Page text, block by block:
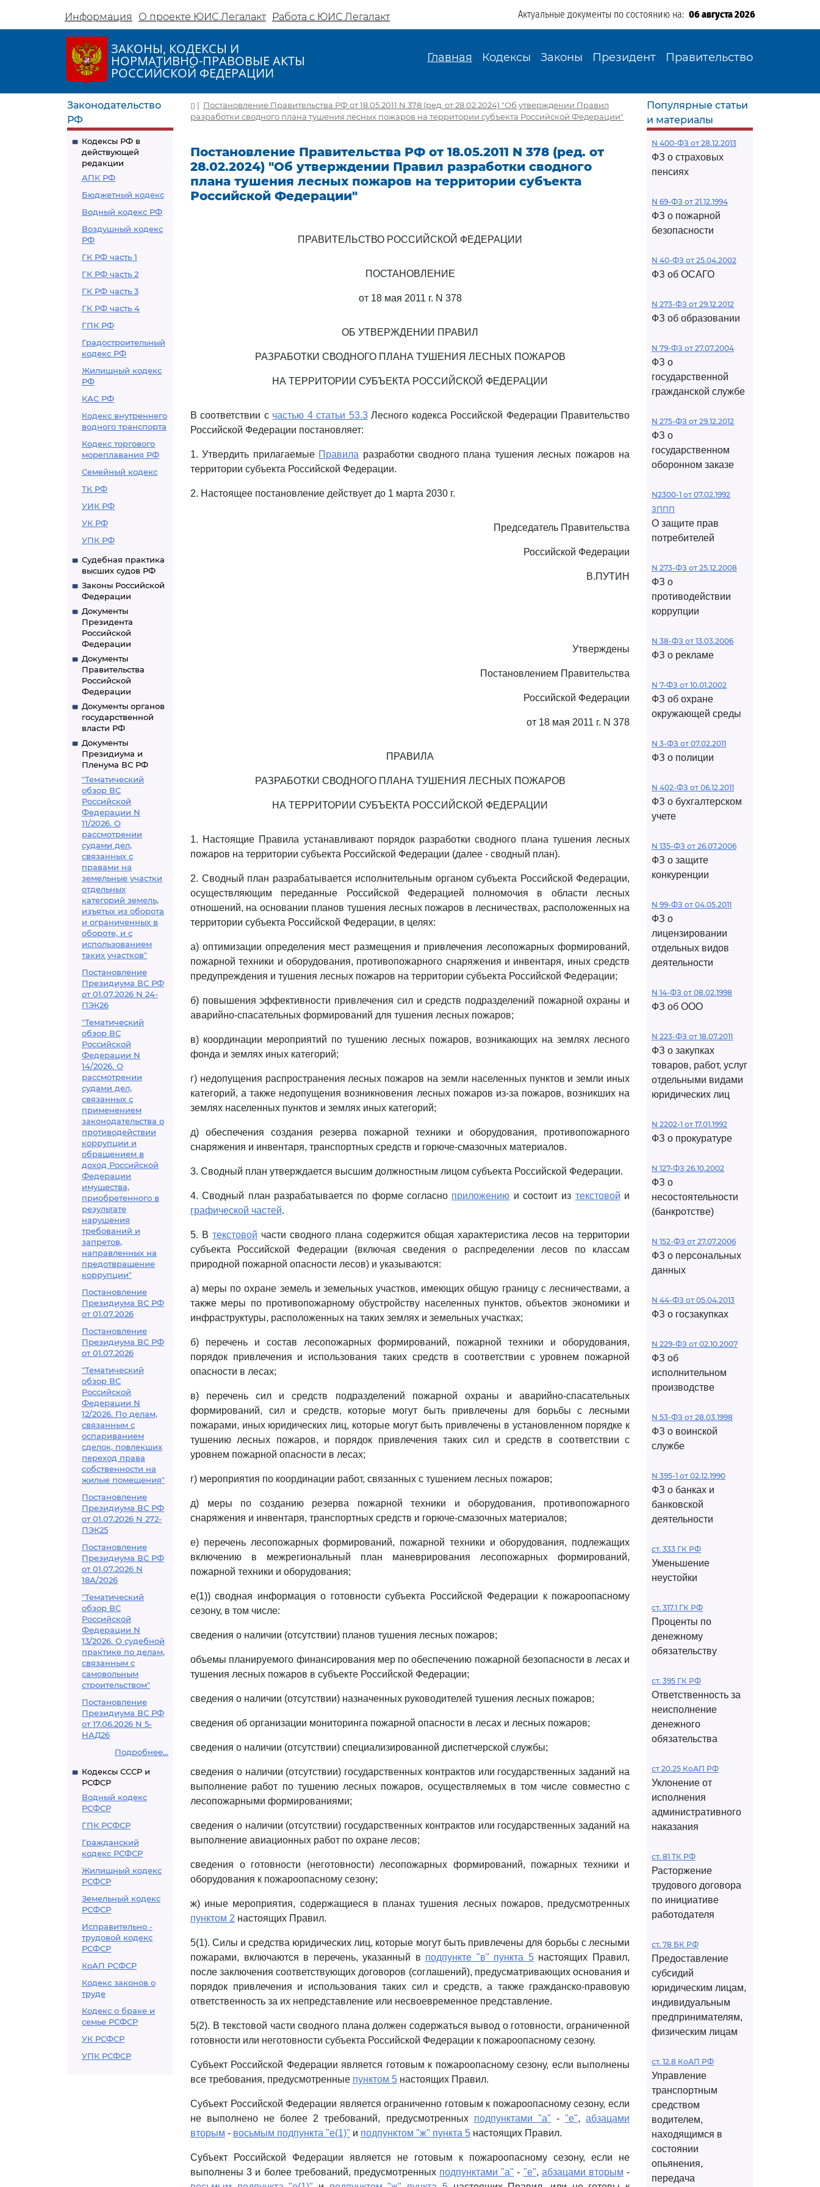
Информация О проекте ЮИС Легалакт Работа с ЮИС Легалакт Актуальные документы по состоянию на: 06 августа 2026
ЗАКОНЫ, КОДЕКСЫ И
НОРМАТИВНО-ПРАВОВЫЕ АКТЫ
РОССИЙСКОЙ ФЕДЕРАЦИИ
Главная Кодексы Законы Президент Правительство
Законодательство
РФ
Кодексы РФ в
действующей
редакции
АПК РФ
Бюджетный кодекс
Водный кодекс РФ
Воздушный кодекс
РФ
ГК РФ часть 1
ГК РФ часть 2
ГК РФ часть 3
ГК РФ часть 4
ГПК РФ
Градостроительный
кодекс РФ
Жилищный кодекс
РФ
КАС РФ
Кодекс внутреннего
водного транспорта
Кодекс торгового
мореплавания РФ
Семейный кодекс
ТК РФ
УИК РФ
УК РФ
УПК РФ
Судебная практика
высших судов РФ
Законы Российской
Федерации
Документы
Президента
Российской
Федерации
Документы
Правительства
Российской
Федерации
Документы органов
государственной
власти РФ
Документы
Президиума и
Пленума ВС РФ
"Тематический
обзор ВС
Российской
Федерации N
11/2026. О
рассмотрении
судами дел,
связанных с
правами на
земельные участки
отдельных
категорий земель,
изъятых из оборота
и ограниченных в
обороте, и с
использованием
таких участков"
Постановление
Президиума ВС РФ
от 01.07.2026 N 24-
ПЭК26
"Тематический
обзор ВС
Российской
Федерации N
14/2026. О
рассмотрении
судами дел,
связанных с
применением
законодательства о
противодействии
коррупции и
обращением в
доход Российской
Федерации
имущества,
приобретенного в
результате
нарушения
требований и
запретов,
направленных на
предотвращение
коррупции"
Постановление
Президиума ВС РФ
от 01.07.2026
Постановление
Президиума ВС РФ
от 01.07.2026
"Тематический
обзор ВС
Российской
Федерации N
12/2026. По делам,
связанным с
оспариванием
сделок, повлекших
переход права
собственности на
жилые помещения"
Постановление
Президиума ВС РФ
от 01.07.2026 N 272-
ПЭК25
Постановление
Президиума ВС РФ
от 01.07.2026 N
18А/2026
"Тематический
обзор ВС
Российской
Федерации N
13/2026. О судебной
практике по делам,
связанным с
самовольным
строительством"
Постановление
Президиума ВС РФ
от 17.06.2026 N 5-
НАД26
Подробнее...
Кодексы СССР и
РСФСР
Водный кодекс
РСФСР
ГПК РСФСР
Гражданский
кодекс РСФСР
Жилищный кодекс
РСФСР
Земельный кодекс
РСФСР
Исправительно -
трудовой кодекс
РСФСР
КоАП РСФСР
Кодекс законов о
труде
Кодекс о браке и
семье РСФСР
УК РСФСР
УПК РСФСР
| Постановление Правительства РФ от 18.05.2011 N 378 (ред. от 28.02.2024) "Об утверждении Правил
разработки сводного плана тушения лесных пожаров на территории субъекта Российской Федерации"
Постановление Правительства РФ от 18.05.2011 N 378 (ред. от
28.02.2024) "Об утверждении Правил разработки сводного
плана тушения лесных пожаров на территории субъекта
Российской Федерации"
ПРАВИТЕЛЬСТВО РОССИЙСКОЙ ФЕДЕРАЦИИ
ПОСТАНОВЛЕНИЕ
от 18 мая 2011 г. N 378
ОБ УТВЕРЖДЕНИИ ПРАВИЛ
РАЗРАБОТКИ СВОДНОГО ПЛАНА ТУШЕНИЯ ЛЕСНЫХ ПОЖАРОВ
НА ТЕРРИТОРИИ СУБЪЕКТА РОССИЙСКОЙ ФЕДЕРАЦИИ
В соответствии с частью 4 статьи 53.3Лесного кодекса Российской Федерации Правительство
Российской Федерации постановляет:
1. Утвердить прилагаемые Правила разработки сводного плана тушения лесных пожаров на
территории субъекта Российской Федерации.
2. Настоящее постановление действует до 1 марта 2030 г.
Председатель Правительства
Российской Федерации
В.ПУТИН
Утверждены
Постановлением Правительства
Российской Федерации
от 18 мая 2011 г. N 378
ПРАВИЛА
РАЗРАБОТКИ СВОДНОГО ПЛАНА ТУШЕНИЯ ЛЕСНЫХ ПОЖАРОВ
НА ТЕРРИТОРИИ СУБЪЕКТА РОССИЙСКОЙ ФЕДЕРАЦИИ
1. Настоящие Правила устанавливают порядок разработки сводного плана тушения лесных
пожаров на территории субъекта Российской Федерации (далее - сводный план).
2. Сводный план разрабатывается исполнительным органом субъекта Российской Федерации,
осуществляющим переданные Российской Федерацией полномочия в области лесных
отношений, на основании планов тушения лесных пожаров в лесничествах, расположенных на
территории субъекта Российской Федерации, в целях:
а) оптимизации определения мест размещения и привлечения лесопожарных формирований,
пожарной техники и оборудования, противопожарного снаряжения и инвентаря, иных средств
предупреждения и тушения лесных пожаров на территории субъекта Российской Федерации;
б) повышения эффективности привлечения сил и средств подразделений пожарной охраны и
аварийно-спасательных формирований для тушения лесных пожаров;
в) координации мероприятий по тушению лесных пожаров, возникающих на землях лесного
фонда и землях иных категорий;
г) недопущения распространения лесных пожаров на земли населенных пунктов и земли иных
категорий, а также недопущения возникновения лесных пожаров из-за пожаров, возникших на
землях населенных пунктов и землях иных категорий;
д) обеспечения создания резерва пожарной техники и оборудования, противопожарного
снаряжения и инвентаря, транспортных средств и горюче-смазочных материалов.
3. Сводный план утверждается высшим должностным лицом субъекта Российской Федерации.
4. Сводный план разрабатывается по форме согласно приложению и состоит из текстовой и
графической частей.
5. Втекстовой части сводного плана содержится общая характеристика лесов на территории
субъекта Российской Федерации (включая сведения о распределении лесов по классам
природной пожарной опасности лесов) и указываются:
а) меры по охране земель и земельных участков, имеющих общую границу с лесничествами, а
также меры по противопожарному обустройству населенных пунктов, объектов экономики и
инфраструктуры, расположенных на таких землях и земельных участках;
б) перечень и состав лесопожарных формирований, пожарной техники и оборудования,
порядок привлечения и использования таких средств в соответствии с уровнем пожарной
опасности в лесах;
в) перечень сил и средств подразделений пожарной охраны и аварийно-спасательных
формирований, сил и средств, которые могут быть привлечены для борьбы с лесными
пожарами, иных юридических лиц, которые могут быть привлечены в установленном порядке к
тушению лесных пожаров, и порядок привлечения таких сил и средств в соответствии с
уровнем пожарной опасности в лесах;
г) мероприятия по координации работ, связанных с тушением лесных пожаров;
д) меры по созданию резерва пожарной техники и оборудования, противопожарного
снаряжения и инвентаря, транспортных средств и горюче-смазочных материалов;
е) перечень лесопожарных формирований, пожарной техники и оборудования, подлежащих
включению в межрегиональный план маневрирования лесопожарных формирований,
пожарной техники и оборудования;
е(1)) сводная информация о готовности субъекта Российской Федерации к пожароопасному
сезону, в том числе:
сведения о наличии (отсутствии) планов тушения лесных пожаров;
объемы планируемого финансирования мер по обеспечению пожарной безопасности в лесах и
тушения лесных пожаров в субъекте Российской Федерации;
сведения о наличии (отсутствии) назначенных руководителей тушения лесных пожаров;
сведения об организации мониторинга пожарной опасности в лесах и лесных пожаров;
сведения о наличии (отсутствии) специализированной диспетчерской службы;
сведения о наличии (отсутствии) государственных контрактов или государственных заданий на
выполнение работ по тушению лесных пожаров, осуществляемых в том числе совместно с
лесопожарными формированиями;
сведения о наличии (отсутствии) государственных контрактов или государственных заданий на
выполнение авиационных работ по охране лесов;
сведения о готовности (неготовности) лесопожарных формирований, пожарных техники и
оборудования к пожароопасному сезону;
ж) иные мероприятия, содержащиеся в планах тушения лесных пожаров, предусмотренных
пунктом 2 настоящих Правил.
5(1). Силы и средства юридических лиц, которые могут быть привлечены для борьбы с лесными
пожарами, включаются в перечень, указанный в подпункте "в" пункта 5настоящих Правил,
после заключения соответствующих договоров (соглашений), предусматривающих основания и
порядок привлечения и использования таких сил и средств, а также гражданско-правовую
ответственность за их непредставление или несвоевременное представление.
5(2). В текстовой части сводного плана должен содержаться вывод о готовности, ограниченной
готовности или неготовности субъекта Российской Федерации к пожароопасному сезону.
Субъект Российской Федерации является готовым к пожароопасному сезону, если выполнены
все требования, предусмотренные пунктом 5 настоящих Правил.
Субъект Российской Федерации является ограниченно готовым к пожароопасному сезону, если
не выполнено не более 2 требований, предусмотренных подпунктами "а" - "е",абзацами
вторым - восьмым подпункта "е(1)" и подпунктом "ж" пункта 5 настоящих Правил.
Субъект Российской Федерации является не готовым к пожароопасному сезону, если не
выполнены 3 и более требований, предусмотренных подпунктами "а" - "е", абзацами вторым -
Популярные статьи
и материалы
N 400-ФЗ от 28.12.2013
ФЗ о страховых
пенсиях
N 69-ФЗ от 21.12.1994
ФЗ о пожарной
безопасности
N 40-ФЗ от 25.04.2002
ФЗ об ОСАГО
N 273-ФЗ от 29.12.2012
ФЗ об образовании
N 79-ФЗ от 27.07.2004
ФЗ о
государственной
гражданской службе
N 275-ФЗ от 29.12.2012
ФЗ о
государственном
оборонном заказе
N2300-1 от 07.02.1992
ЗППП
О защите прав
потребителей
N 273-ФЗ от 25.12.2008
ФЗ о
противодействии
коррупции
N 38-ФЗ от 13.03.2006
ФЗ о рекламе
N 7-ФЗ от 10.01.2002
ФЗ об охране
окружающей среды
N 3-ФЗ от 07.02.2011
ФЗ о полиции
N 402-ФЗ от 06.12.2011
ФЗ о бухгалтерском
учете
N 135-ФЗ от 26.07.2006
ФЗ о защите
конкуренции
N 99-ФЗ от 04.05.2011
ФЗ о
лицензировании
отдельных видов
деятельности
N 14-ФЗ от 08.02.1998
ФЗ об ООО
N 223-ФЗ от 18.07.2011
ФЗ о закупках
товаров, работ, услуг
отдельными видами
юридических лиц
N 2202-1 от 17.01.1992
ФЗ о прокуратуре
N 127-ФЗ 26.10.2002
ФЗ о
несостоятельности
(банкротстве)
N 152-ФЗ от 27.07.2006
ФЗ о персональных
данных
N 44-ФЗ от 05.04.2013
ФЗ о госзакупках
N 229-ФЗ от 02.10.2007
ФЗ об
исполнительном
производстве
N 53-ФЗ от 28.03.1998
ФЗ о воинской
службе
N 395-1 от 02.12.1990
ФЗ о банках и
банковской
деятельности
ст. 333 ГК РФ
Уменьшение
неустойки
ст. 317.1 ГК РФ
Проценты по
денежному
обязательству
ст. 395 ГК РФ
Ответственность за
неисполнение
денежного
обязательства
ст 20.25 КоАП РФ
Уклонение от
исполнения
административного
наказания
ст. 81 ТК РФ
Расторжение
трудового договора
по инициативе
работодателя
ст. 78 БК РФ
Предоставление
субсидий
юридическим лицам,
индивидуальным
предпринимателям,
физическим лицам
ст. 12.8 КоАП РФ
Управление
транспортным
средством
водителем,
находящимся в
состоянии
опьянения,
передача